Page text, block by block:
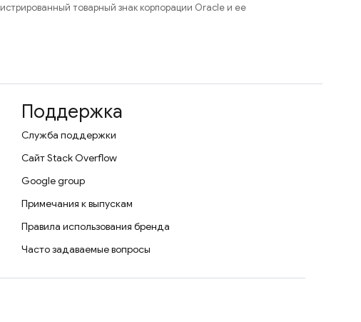
товарный знак корпорации Oracle и ее
Поддержка
Служба поддержки
Сайт Stack Overflow
Google group
Примечания к выпускам
Правила использования бренда
Часто задаваемые вопросы